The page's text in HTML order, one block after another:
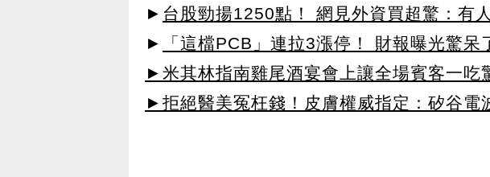
► 台股勁揚1250點！ 網見外資買超驚：有
►
「這檔PCB」連拉3漲停！ 財報曝光驚呆
►米其林指南雞尾酒宴會上讓全場賓客一吃
►拒絕醫美冤枉錢！皮膚權威指定：矽谷電